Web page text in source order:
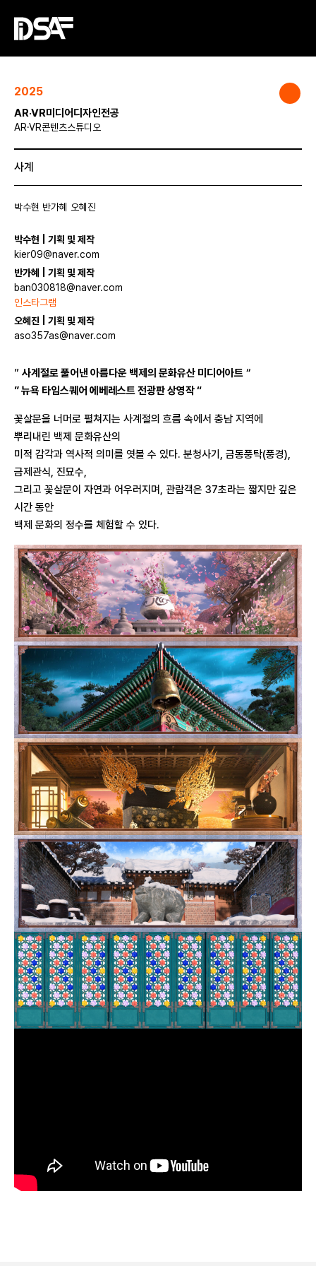
2025
AR·VR미디어디자인전공
AR·VR콘텐츠스튜디오
사계
박수현 반가혜 오혜진
박수현 | 기획 및 제작
kier09@naver.com
반가혜 | 기획 및 제작
ban030818@naver.com
인스타그램
오혜진 | 기획 및 제작
aso357as@naver.com
” 사계절로 풀어낸 아름다운 백제의 문화유산 미디어아트 “
” 뉴욕 타임스퀘어 에베레스트 전광판 상영작 “
꽃살문을 너머로 펼쳐지는 사계절의 흐름 속에서 충남 지역에
뿌리내린 백제 문화유산의
미적 감각과 역사적 의미를 엿볼 수 있다. 분청사기, 금동풍탁(풍경),
금제관식, 진묘수,
그리고 꽃살문이 자연과 어우러지며, 관람객은 37초라는 짧지만 깊은
시간 동안
백제 문화의 정수를 체험할 수 있다.